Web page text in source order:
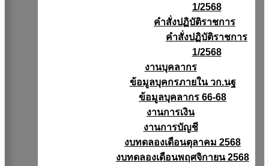
1/2568
คำสั่งปฏิบัติราชการ
คำสั่งปฏิบัติราชการ
1/2568
งานบุคลากร
ข้อมูลบุคกรภายใน วก.นฐ
ข้อมูลบุคลากร 66-68
งานการเงิน
งานการบัญชี
งบทดลองเดือนตุลาคม 2568
งบทดลองเดือนพฤศจิกายน 2568